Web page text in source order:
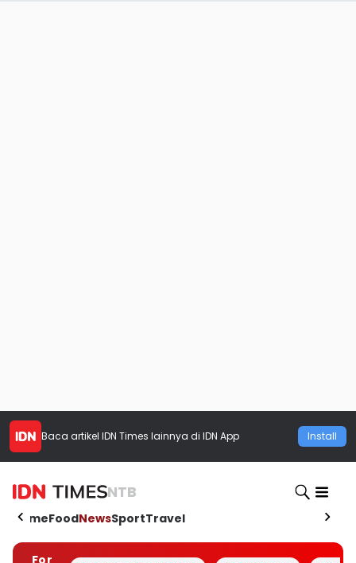
Baca artikel IDN Times lainnya di IDN App Install
NTB
HomeFoodNewsSportTravel
For